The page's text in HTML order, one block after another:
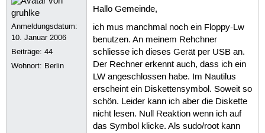
Anmeldungsdatum:
10. Januar 2006
Beiträge:44
Wohnort: Berlin
Hallo Gemeinde,
ich mus manchmal noch ein Floppy-Lw
benutzen. An meinem Rehchner
schliesse ich dieses Gerät per USB an.
Der Rechner erkennt auch, dass ich ein
LW angeschlossen habe. Im Nautilus
erscheint ein Diskettensymbol. Soweit so
schön. Leider kann ich aber die Diskette
nicht lesen. Null Reaktion wenn ich auf
das Symbol klicke. Als sudo/root kann